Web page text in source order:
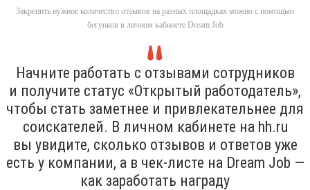
Закрепить нужное количество отзывов на разных площадках можно с помощью
бегунков в личном кабинете Dream Job
Начните работать с отзывами сотрудников
и получите статус «Открытый работодатель»,
чтобы стать заметнее и привлекательнее для
соискателей. В личном кабинете на hh.ru
вы увидите, сколько отзывов и ответов уже
есть у компании, а в чек-листе на Dream Job —
как заработать награду